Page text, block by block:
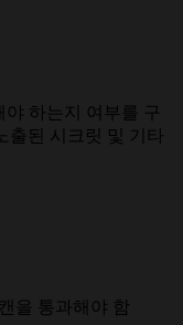
하는지 여부를 구
출된 시크릿 및 기타
을 통과해야 함